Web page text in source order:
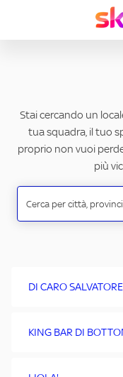
Stai cercando un
tua squadra, il tuo
proprio non vuoi
più
DI CARO SALVATORE
KING BAR DI